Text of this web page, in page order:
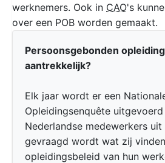
werknemers. Ook in CAO's
over een POB worden gemaakt.
Persoonsgebonden
aantrekkelijk?
Elk jaar wordt er een
Opleidingsenquête
Nederlandse medewerkers
gevraagd wordt wat zij
opleidingsbeleid van hun